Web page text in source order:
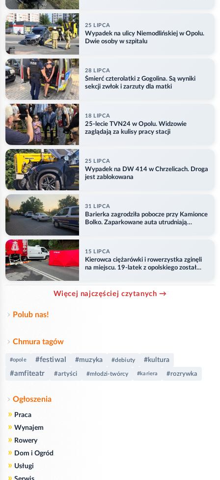
25 LIPCA
Wypadek na ulicy Niemodlińskiej w Opolu.
Dwie osoby w szpitalu
28 LIPCA
Śmierć czterolatki z Gogolina. Są wyniki
sekcji zwłok i zarzuty dla matki
18 LIPCA
25-lecie TVN24 w Opolu. Widzowie
zaglądają za kulisy pracy stacji
25 LIPCA
Wypadek na DW 414 w Chrzelicach. Droga
jest zablokowana
31 LIPCA
Barierka zagrodziła pobocze przy Kamionce
Bolko. Zaparkowane auta utrudniają
15 LIPCA
Kierowca ciężarówki i rowerzystka zginęli
na miejscu. 19-latek z opolskiego został
Więcej najczęściej czytanych →
Polub nas!
Chmura tagów
#opole #festiwal #muzyka #debiuty #kultura
#amfiteatr #artyści #młodzi-twórcy #kariera #rozrywka
Ogłoszenia
» Praca
» Wynajem
» Rowery
» Dom i Ogród
» Usługi